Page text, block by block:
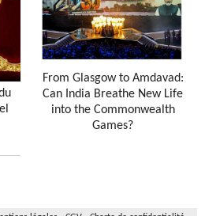
From Glasgow to Amdavad:
Can India Breathe New Life
into the Commonwealth
Games?